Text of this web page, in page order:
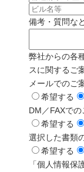
備考・質問な
弊社からの各
スに関するご
メールでのご
希望する
DM／FAXでの
希望する
選択した書類
希望する
「個人情報保